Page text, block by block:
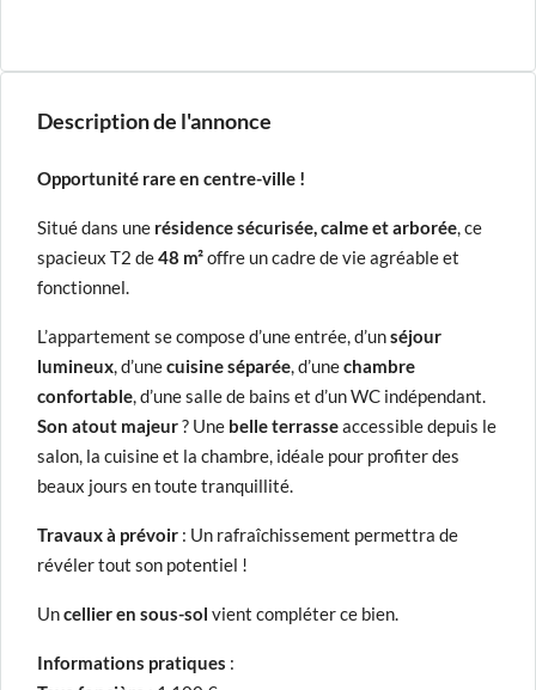
Description de l'annonce
Opportunité rare en centre-ville !
Situé dans une résidence sécurisée, calme et arborée, ce
spacieux T2 de48 m²offre un cadre de vie agréable et
fonctionnel.
L’appartement se compose d’une entrée, d’unséjour
lumineux, d’unecuisine séparée, d’unechambre
confortable, d’une salle de bains et d’un WC indépendant.
Son atout majeur? Une belle terrasseaccessible depuis le
salon, la cuisine et la chambre, idéale pour profiter des
beaux jours en toute tranquillité.
Travaux à prévoir : Un rafraîchissement permettra de
révéler tout son potentiel !
Uncellier en sous-sol vient compléter ce bien.
Informations pratiques :